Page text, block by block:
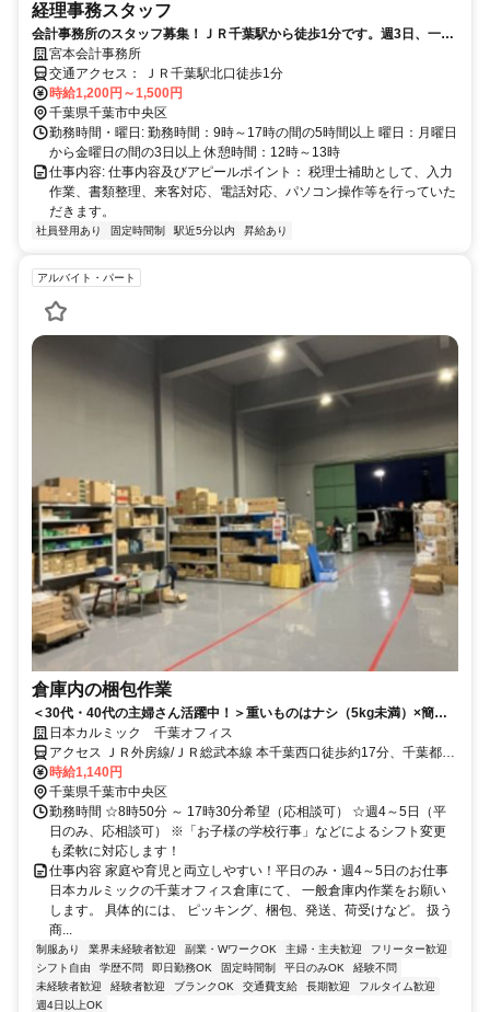
経理事務スタッフ
会計事務所のスタッフ募集！ＪＲ千葉駅から徒歩1分です。週3日、一日
5時間からは入れる方！
宮本会計事務所
交通アクセス： ＪＲ千葉駅北口徒歩1分
時給1,200円～1,500円
千葉県千葉市中央区
勤務時間・曜日: 勤務時間：9時～17時の間の5時間以上 曜日：月曜日
から金曜日の間の3日以上 休憩時間：12時～13時
仕事内容: 仕事内容及びアピールポイント： 税理士補助として、入力
作業、書類整理、来客対応、電話対応、パソコン操作等を行っていた
だきます。
社員登用あり 固定時間制 駅近5分以内 昇給あり
アルバイト・パート
倉庫内の梱包作業
＜30代・40代の主婦さん活躍中！＞重いものはナシ（5kg未満）×簡易
冷房完備で快適！未経験からのモクモク軽作業♪
日本カルミック 千葉オフィス
アクセス ＪＲ外房線/ＪＲ総武本線 本千葉西口徒歩約17分、千葉都市
モノレール１号線 市役所前（千葉県）出入口1徒歩約18分、千葉都市
モノレール１号線 県庁前（千葉県）徒歩約20分
時給1,140円
千葉県千葉市中央区
勤務時間 ☆8時50分 ～ 17時30分希望（応相談可） ☆週4～5日（平
日のみ、応相談可） ※「お子様の学校行事」などによるシフト変更
も柔軟に対応します！
仕事内容 家庭や育児と両立しやすい！平日のみ・週4～5日のお仕事
日本カルミックの千葉オフィス倉庫にて、 一般倉庫内作業をお願い
します。 具体的には、 ピッキング、梱包、発送、荷受けなど。 扱う
商...
制服あり 業界未経験者歓迎 副業・WワークOK 主婦・主夫歓迎
フリーター歓迎
シフト自由
学歴不問 即日勤務OK 固定時間制 平日のみOK
経験不問
未経験者歓迎
経験者歓迎 ブランクOK 交通費支給 長期歓迎
フルタイム歓迎
週4日以上OK